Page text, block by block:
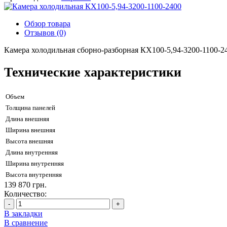
Обзор товара
Отзывов (0)
Камера холодильная сборно-разборная КХ100-5,94-3200-1100-
Технические характеристики
Объем
Толщина панелей
Длина внешняя
Ширина внешняя
Высота внешняя
Длина внутренняя
Ширина внутренняя
Высота внутренняя
139 870 грн.
Количество:
- +
В закладки
В сравнение